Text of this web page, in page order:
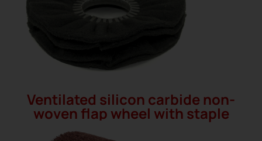
Ventilated silicon carbide non-
woven flap wheel with staple